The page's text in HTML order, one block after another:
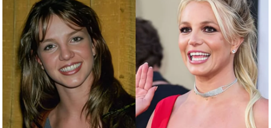
म
यि
क
मा
तृ
भू
मि